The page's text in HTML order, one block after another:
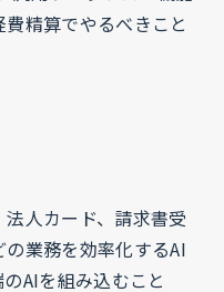
精算でやるべきこと
人カード、請求書受
業務を効率化するAI
AIを組み込むこと